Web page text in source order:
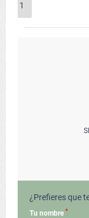
1
¿Prefieres que
Tu nombre *